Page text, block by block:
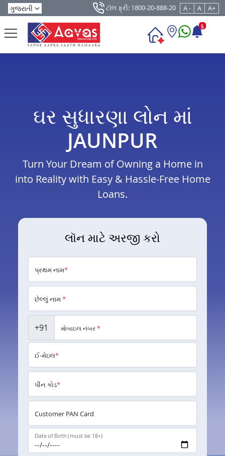
ટૉલ ફ્રી: 1800-20-888-20 A - A A+
5
ઘર સુધારણા લોન માં
JAUNPUR
Turn Your Dream of Owning a Home in
into Reality with Easy & Hassle-Free Home
Loans.
લૉન માટે અરજી કરો
પ્રથમ નામ*
છેલ્લું નામ*
+91 મોબાઇલ નંબર*
ઈ-મેઇલ*
પીન કોડ*
Customer PAN Card
Date of Birth (must be 18+)